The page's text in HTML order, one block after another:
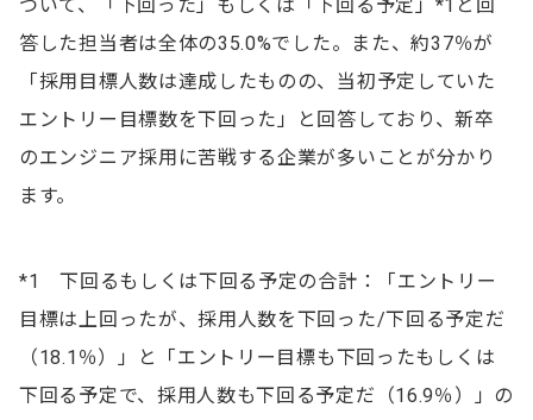
ついて、「下回った」もしくは「下回る予定」*1と回
答した担当者は全体の35.0%でした。また、約37％が
「採用目標人数は達成したものの、当初予定していた
エントリー目標数を下回った」と回答しており、新卒
のエンジニア採用に苦戦する企業が多いことが分かり
ます。
*1 下回るもしくは下回る予定の合計：「エントリー
目標は上回ったが、採用人数を下回った/下回る予定だ
（18.1％）」と「エントリー目標も下回ったもしくは
下回る予定で、採用人数も下回る予定だ（16.9％）」の